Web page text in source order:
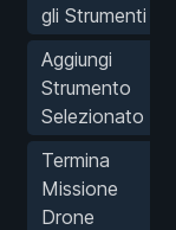
gli Strumenti
Aggiungi
Strumento
Selezionato
Termina
Missione
Drone